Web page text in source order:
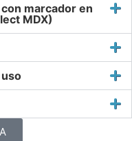
marcador en
MDX)